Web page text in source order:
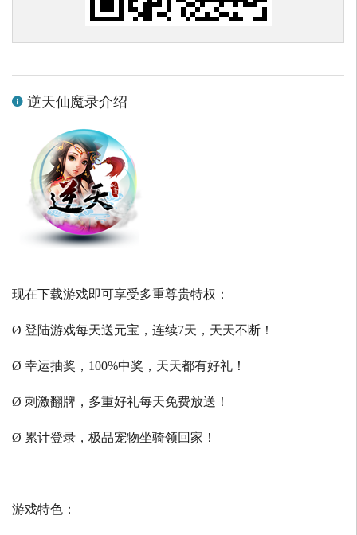
逆天仙魔录介绍
现在下载游戏即可享受多重尊贵特权：
Ø 登陆游戏每天送元宝，连续7天，天天不断！
Ø 幸运抽奖，100%中奖，天天都有好礼！
Ø 刺激翻牌，多重好礼每天免费放送！
Ø 累计登录，极品宠物坐骑领回家！
游戏特色：